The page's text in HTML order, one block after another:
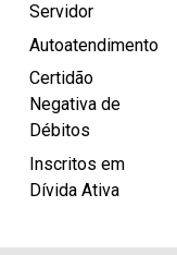
Servidor
Autoatendimento
Certidão
Negativa de
Débitos
Inscritos em
Dívida Ativa